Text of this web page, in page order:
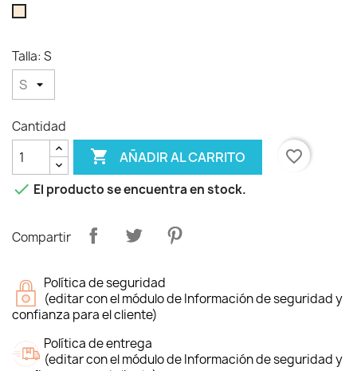
Talla: S
Cantidad
 AÑADIR AL CARRITO
favorite_border
 El producto se encuentra en stock.
Compartir
Política de seguridad
(editar con el módulo de Información de seguridad y
confianza para el cliente)
Política de entrega
(editar con el módulo de Información de seguridad y